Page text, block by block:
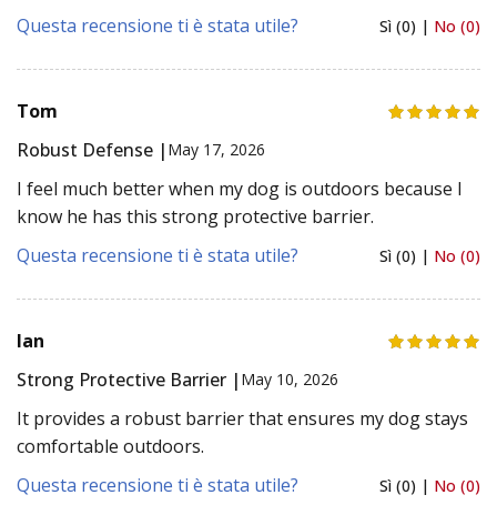
Questa recensione ti è stata utile?
Sì (0) | No (0)
Tom
Robust Defense | May 17, 2026
I feel much better when my dog is outdoors because I
know he has this strong protective barrier.
Questa recensione ti è stata utile?
Sì (0) | No (0)
Ian
Strong Protective Barrier | May 10, 2026
It provides a robust barrier that ensures my dog stays
comfortable outdoors.
Questa recensione ti è stata utile?
Sì (0) | No (0)